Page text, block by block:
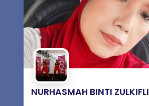
NURHASMAH BINTI ZULKIFLI